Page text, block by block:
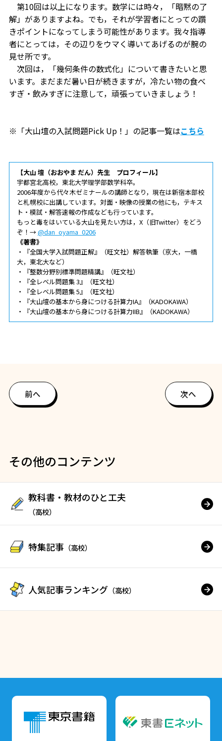
第10回は以上になります。数学には時々，「暗黙の了
解」がありますよね。でも，それが学習者にとっての躓
きポイントになってしまう可能性があります。我々指導
者にとっては，その辺りをウマく導いてあげるのが腕の
見せ所です。
次回は，「幾何条件の数式化」について書きたいと思
います。まだまだ暑い日が続きますが，冷たい物の食べ
すぎ・飲みすぎに注意して，頑張っていきましょう！
※「大山壇の入試問題Pick Up！」の記事一覧はこちら
【大山 壇（おおやま だん）先生 プロフィール】
宇都宮北高校，東北大学理学部数学科卒。
2006年度から代々木ゼミナールの講師となり，現在は新宿本部校
と札幌校に出講しています。対面・映像の授業の他にも，テキス
ト・模試・解答速報の作成なども行っています。
もっと毒をはいている大山を見たい方は，X（旧Twitter）をどう
ぞ！→@dan_oyama_0206
《著書》
・『全国大学入試問題正解』（旺文社）解答執筆（京大，一橋
大，東北大など）
・『整数分野別標準問題精講』（旺文社）
・『全レベル問題集 3』（旺文社）
・『全レベル問題集 5』（旺文社）
・『大山壇の基本から身につける計算力IA』（KADOKAWA）
・『大山壇の基本から身につける計算力IIB』（KADOKAWA）
前へ 次へ
その他のコンテンツ
教科書・教材のひと工夫
（高校）
特集記事 （高校）
人気記事ランキング （高校）